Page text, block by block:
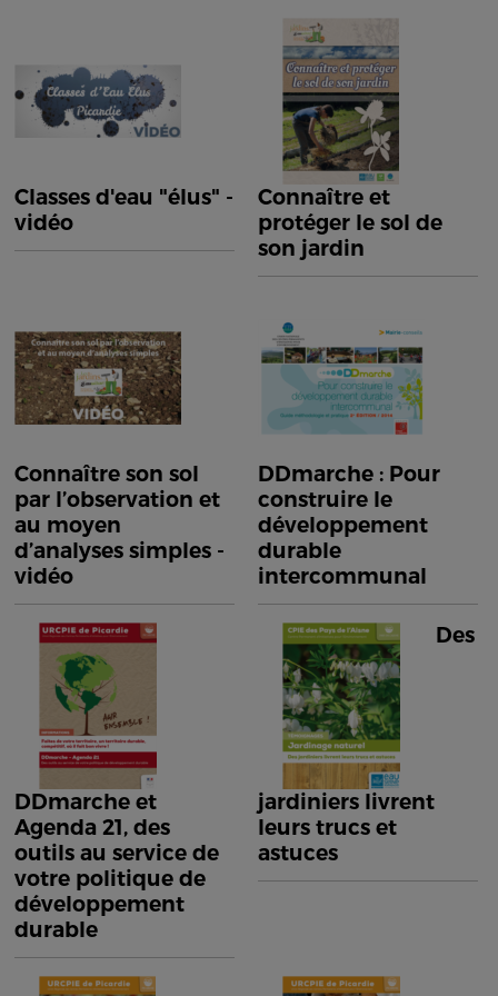
Classes d'eau "élus" -
vidéo
Connaître et
protéger le sol de
son jardin
Connaître son sol
par l’observation et
au moyen
d’analyses simples -
vidéo
DDmarche : Pour
construire le
développement
durable
intercommunal
DDmarche et
Agenda 21, des
outils au service de
votre politique de
développement
durable
Des
jardiniers livrent
leurs trucs et
astuces